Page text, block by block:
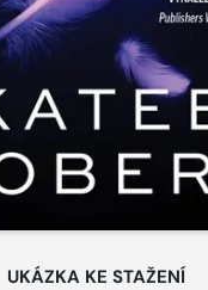
UKÁZKA KE STAŽENÍ